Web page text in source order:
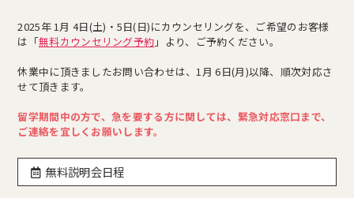
2025年 1月 4日(土)・5日(日)にカウンセリングを、ご希望のお客様
は「無料カウンセリング予約 」より、ご予約ください。
休業中に頂きましたお問い合わせは、1月 6日(月)以降、順次対応さ
せて頂きます。
留学期間中の方で、急を要する方に関しては、緊急対応窓口まで、
ご連絡を宜しくお願いします。
無料説明会日程